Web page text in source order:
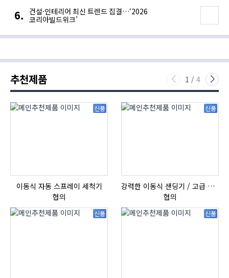
건설·인테리어 최신 트렌드 집결…‘2026
코리아빌드위크’
추천제품 1 / 4
신품
이동식 자동 스프레이 세척기
협의
신품
강력한 이동식 샌딩기 / 고급 이태리 IBIX샌드블라스터
협의
신품 신품